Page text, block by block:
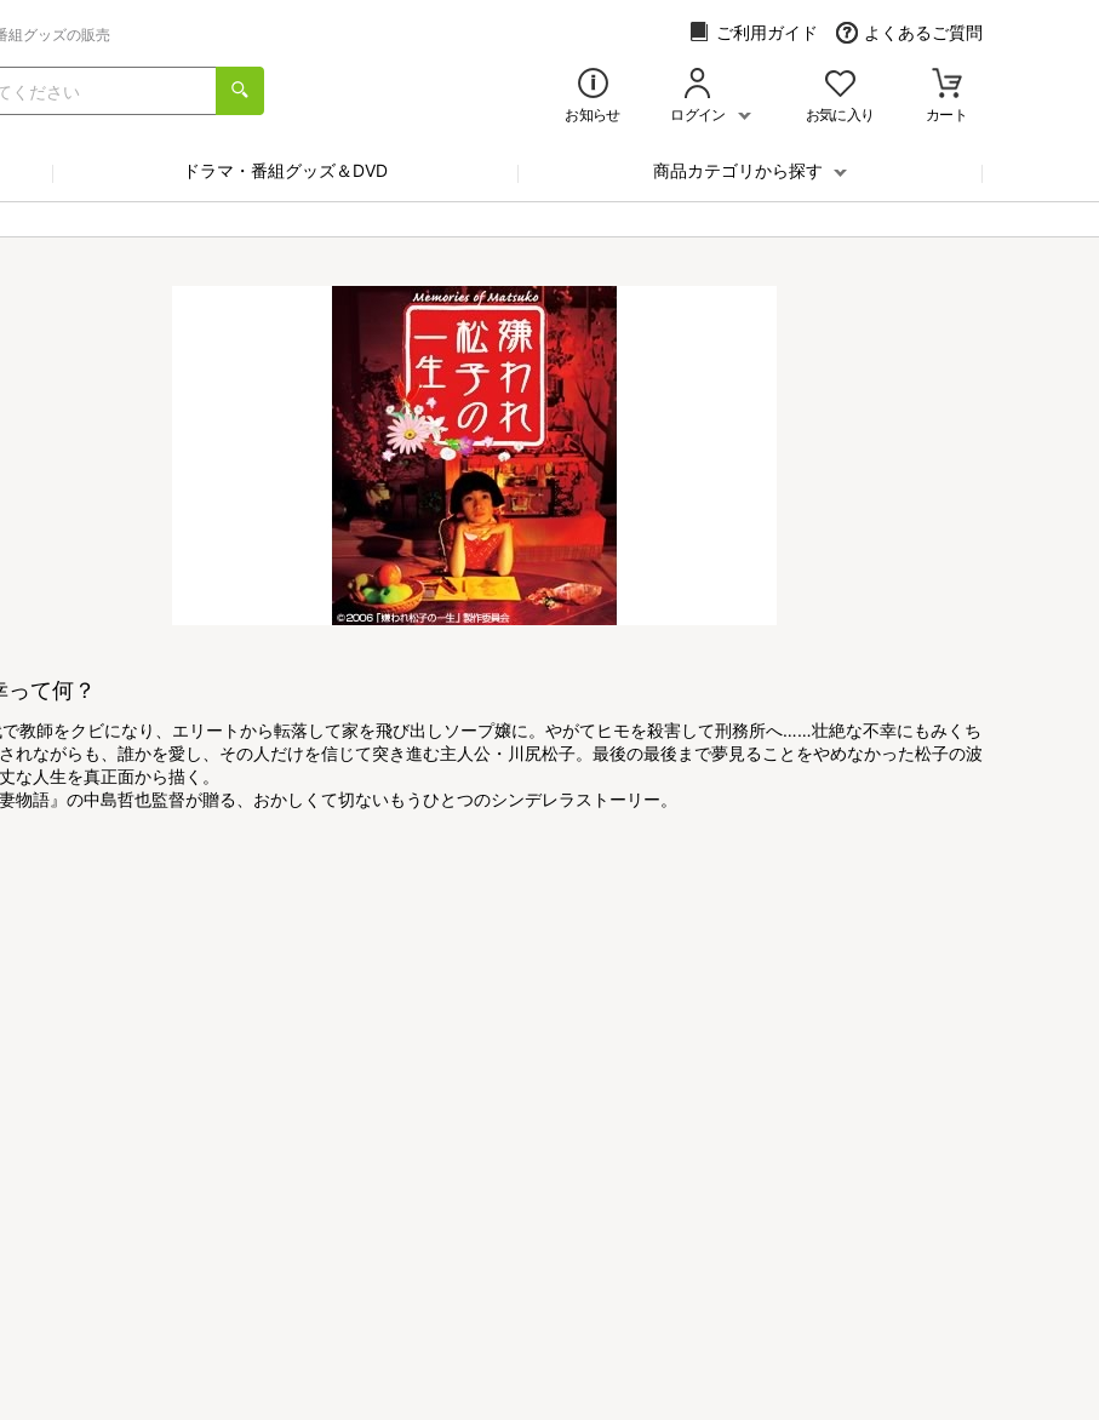
組グッズの販売 ご利用ガイド よくあるご質問
お知らせ ログイン お気に入り カート
ドラマ・番組グッズ＆DVD 商品カテゴリから探す
って何？
教師をクビになり、エリートから転落して家を飛び出しソープ嬢に。やがてヒモを殺害して刑務所へ……壮絶な不幸にもみくち
れながらも、誰かを愛し、その人だけを信じて突き進む主人公・川尻松子。最後の最後まで夢見ることをやめなかった松子の波
な人生を真正面から描く。
妻物語』の中島哲也監督が贈る、おかしくて切ないもうひとつのシンデレラストーリー。